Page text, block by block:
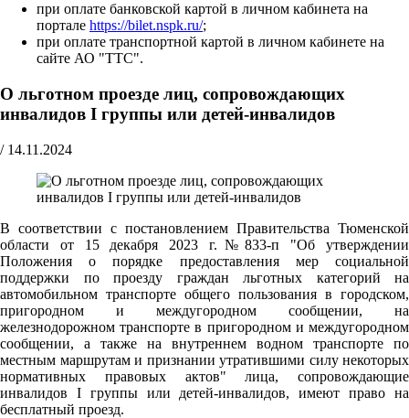
при оплате банковской картой в личном кабинета на
портале https://bilet.nspk.ru/;
при оплате транспортной картой в личном кабинете на
сайте АО "ТТС".
О льготном проезде лиц, сопровождающих
инвалидов I группы или детей-инвалидов
/ 14.11.2024
В соответствии с постановлением Правительства Тюменской
области от 15 декабря 2023 г.№833-п "Об утверждении
Положения о порядке предоставления мер социальной
поддержки по проезду граждан льготных категорий на
автомобильном транспорте общего пользования в городском,
пригородном и междугородном сообщении, на
железнодорожном транспорте в пригородном и междугородном
сообщении, а также на внутреннем водном транспорте по
местным маршрутам и признании утратившими силу некоторых
нормативных правовых актов" лица, сопровождающие
инвалидов I группы или детей-инвалидов, имеют право на
бесплатный проезд.